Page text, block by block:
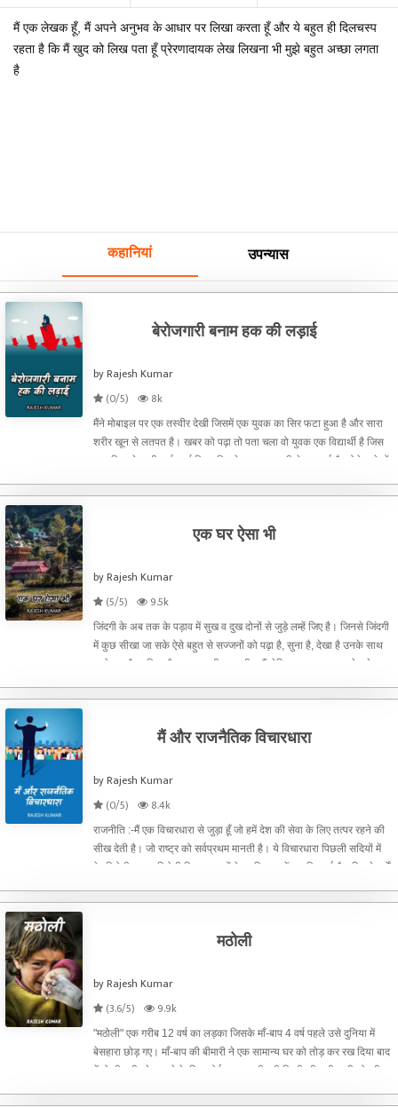
मैं एक लेखक हूँ, मैं अपने अनुभव के आधार पर लिखा करता हूँ और ये बहुत ही दिलचस्प
रहता है कि मैं खुद को लिख पता हूँ प्रेरणादायक लेख लिखना भी मुझे बहुत अच्छा लगता
है
कहानियां उपन्यास
बेरोजगारी बनाम हक की लड़ाई
by Rajesh Kumar
(0/5)
8k
मैंने मोबाइल पर एक तस्वीर देखी जिसमें एक युवक का सिर फटा हुआ है और सारा
शरीर खून से लतपत है। खबर को पढ़ा तो पता चला वो युवक एक विद्यार्थी है जिस
पर पुलिस ने लाठीचार्ज चार्ज किया जिसके कारण उसकी ये दशा हुई है। ऐसे अनेकों
एक घर ऐसा भी
by Rajesh Kumar
(5/5)
9.5k
जिंदगी के अब तक के पड़ाव में सुख व दुख दोनों से जुड़े लम्हें जिए है। जिनसे जिंदगी
में कुछ सीखा जा सके ऐसे बहुत से सज्जनों को पढ़ा है, सुना है, देखा है उनके साथ
रहने का मौका मिला है। सब अपनी जगह ठीक हैं लेकिन आज अचानक से मुझे
मैं और राजनैतिक विचारधारा
by Rajesh Kumar
(0/5)
8.4k
राजनीति :-मैं एक विचारधारा से जुड़ा हूँ जो हमें देश की सेवा के लिए तत्पर रहने की
सीख देती है। जो राष्ट्र को सर्वप्रथम मानती है। ये विचारधारा पिछली सदियों में
देशविरोधी समाज विरोधी विचारधाराओं के प्रतिउत्तर में स्थापित हुई है। पिछले वर्षों
मठोली
by Rajesh Kumar
(3.6/5)
9.9k
"मठोली" एक गरीब 12 वर्ष का लड़का जिसके माँ-बाप 4 वर्ष पहले उसे दुनिया में
बेसहारा छोड़ गए। माँ-बाप की बीमारी ने एक सामान्य घर को तोड़ कर रख दिया बाद
में वो भी नही रहे। रहने के लिए कोई मकान नही वही पिन्नी की टूटी फटी झोपड़ी,